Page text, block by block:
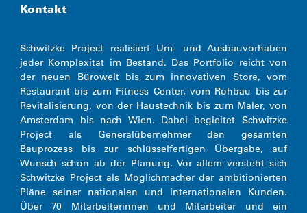
Kontakt
Schwitzke Project realisiert Um- und Ausbauvorhaben
jeder Komplexität im Bestand. Das Portfolio reicht von
der neuen Bürowelt bis zum innovativen Store, vom
Restaurant bis zum Fitness Center, vom Rohbau bis zur
Revitalisierung, von der Haustechnik bis zum Maler, von
Amsterdam bis nach Wien. Dabei begleitet Schwitzke
Project als Generalübernehmer den gesamten
Bauprozess bis zur schlüsselfertigen Übergabe, auf
Wunsch schon ab der Planung. Vor allem versteht sich
Schwitzke Project als Möglichmacher der ambitionierten
Pläne seiner nationalen und internationalen Kunden.
Über 70 Mitarbeiterinnen und Mitarbeiter und ein